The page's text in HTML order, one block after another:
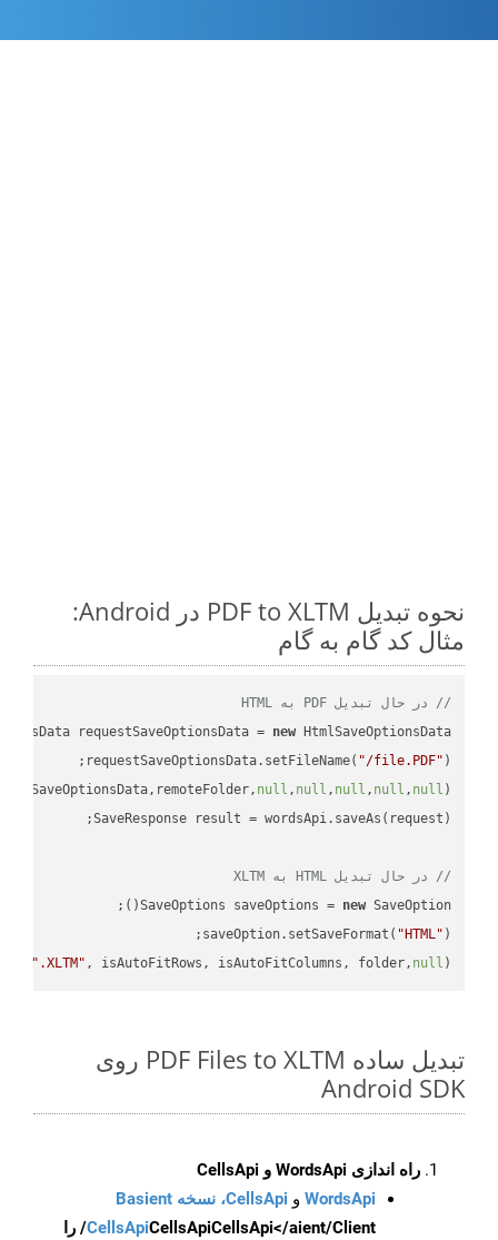
نحوه تبدیل PDF to XLTM در Android:
مثال کد گام به گام
// در حال تبدیل PDF به HTML
requestSaveOptionsData = new
requestSaveOptionsData.setFileName( "/file.PDF"
null , null , null , null , null
// در حال تبدیل HTML به XLTM
SaveOptions saveOptions = new
saveOption.setSaveFormat( "HTML"
".XLTM" , isAutoFitRows, isAutoFitColumns, folder, null );
تبدیل ساده PDF Files to XLTM روی
Android SDK
راه اندازی WordsApi و CellsApi
WordsApi و CellsApi، نسخه Basient
CellsApiCellsApi
CellsApi</aient/Client/ را